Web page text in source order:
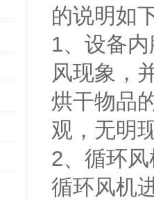
的说明如
1、设备
风现象，
烘干物品
观，无明
2、循环
循环风机